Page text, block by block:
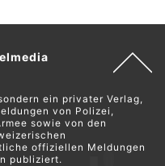
ein privater Verlag,
von Polizei,
sowie von den
offiziellen Meldungen
publiziert.